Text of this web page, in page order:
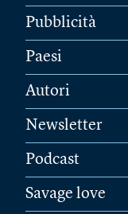
Pubblicità
Paesi
Autori
Newsletter
Podcast
Savage love